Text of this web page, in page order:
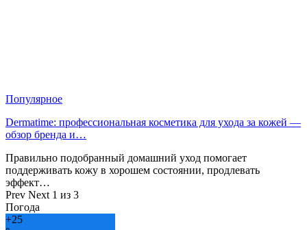
Популярное
Dermatime: профессиональная косметика для ухода за кожей —
обзор бренда и…
Правильно подобранный домашний уход помогает
поддерживать кожу в хорошем состоянии, продлевать
эффект…
Prev Next 1 из 3
Погода
+25